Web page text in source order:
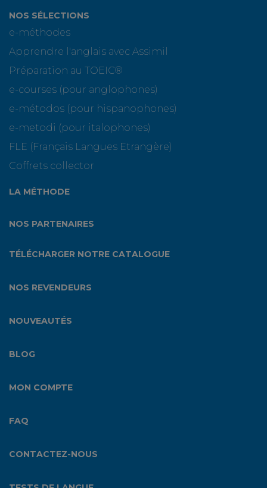
NOS SÉLECTIONS
e-méthodes
Apprendre l'anglais avec Assimil
Préparation au TOEIC®
e-courses (pour anglophones)
e-métodos (pour hispanophones)
e-metodi (pour italophones)
FLE (Français Langues Etrangère)
Coffrets collector
LA MÉTHODE
NOS PARTENAIRES
TÉLÉCHARGER NOTRE CATALOGUE
NOS REVENDEURS
NOUVEAUTÉS
BLOG
MON COMPTE
FAQ
CONTACTEZ-NOUS